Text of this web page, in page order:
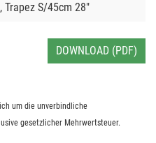
Trapez S/45cm 28"
DOWNLOAD (PDF)
um die unverbindliche
gesetzlicher Mehrwertsteuer.